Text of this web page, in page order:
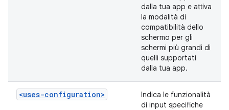
dalla tua app e attiva
la modalità di
compatibilità dello
schermo per gli
schermi più grandi di
quelli supportati
dalla tua app.
<uses-configuration>
Indica le funzionalità
di input specifiche